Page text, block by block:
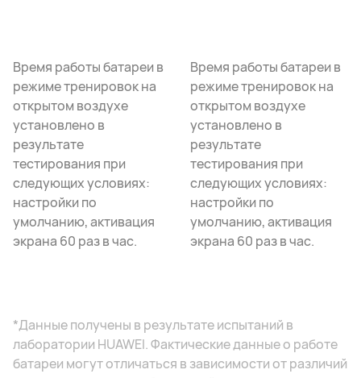
Время работы батареи в
режиме тренировок на
открытом воздухе
установлено в
результате
тестирования при
следующих условиях:
настройки по
умолчанию, активация
экрана 60 раз в час.
Время работы батареи в
режиме тренировок на
открытом воздухе
установлено в
результате
тестирования при
следующих условиях:
настройки по
умолчанию, активация
экрана 60 раз в час.
*Данные получены в результате испытаний в
лаборатории HUAWEI. Фактические данные о работе
батареи могут отличаться в зависимости от различий